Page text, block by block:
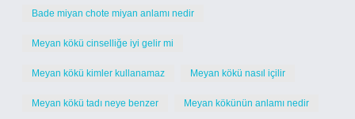
Bade miyan chote miyan anlamı nedir
Meyan kökü cinselliğe iyi gelir mi
Meyan kökü kimler kullanamaz Meyan kökü nasıl içilir
Meyan kökü tadı neye benzer Meyan kökünün anlamı nedir